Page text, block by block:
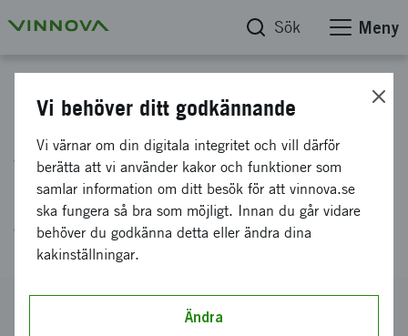
Sök Meny
Införandet av Digital
Vinterväglagsinformation för
Effektiv och Hållbar Kommunal
Vinterväghållning
Vi behöver ditt godkännande
Vi värnar om din digitala integritet och vill därför
berätta att vi använder kakor och funktioner som
samlar information om ditt besök för att vinnova.se
ska fungera så bra som möjligt. Innan du går vidare
behöver du godkänna detta eller ändra dina
kakinställningar.
Ändra